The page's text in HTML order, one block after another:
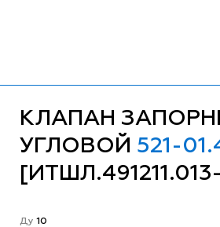
КЛАПАН
УГЛОВОЙ 521-
Ду 10